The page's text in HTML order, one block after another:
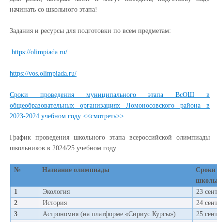
начинать со школьного этапа!
Задания и ресурсы для подготовки по всем предметам:
https://olimpiada.ru/
https://vos.olimpiada.ru/
Сроки проведения муниципального этапа ВсОШ в
общеобразовательных организациях Ломоносовского района в
2023-2024 учебном году <<смотреть>>
График проведения школьного этапа всероссийской олимпиады
школьников в 2024/25 учебном году
№ Название олимпиады
1
Экология
23
2
История
24
3
Астрономия (на платформе «Сириус.Курсы»)
25